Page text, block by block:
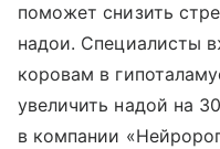
поможет снизить
надои. Специалисты
коровам в
увеличить надой на
в компании